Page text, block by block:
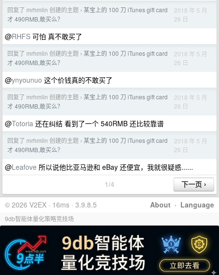
回复了 mrhmlin 创建的主题 › 某宝上的 100 刀 iTunes gift card
才 490RMB,敢买么？
2018 年 5 月
26 日
@RHFS 可怕 真不敢买了
回复了 mrhmlin 创建的主题 › 某宝上的 100 刀 iTunes gift card
才 490RMB,敢买么？
2018 年 5 月
26 日
@ynyounuo 这个价钱真的不敢买了
回复了 mrhmlin 创建的主题 › 某宝上的 100 刀 iTunes gift card
才 490RMB,敢买么？
2018 年 5 月
26 日
@Totoria 还在纠结 看到了一个 540RMB 还比较靠谱
回复了 mrhmlin 创建的主题 › 某宝上的 100 刀 iTunes gift card
才 490RMB,敢买么？
2018 年 5 月
26 日
@Leafove 所以说他比亚马逊和 eBay 还便宜，我就很疑惑......
1/4
About · Language
© 2026 V2EX · 16ms · 3.9.8.5
9db智能体量化策略竞技场